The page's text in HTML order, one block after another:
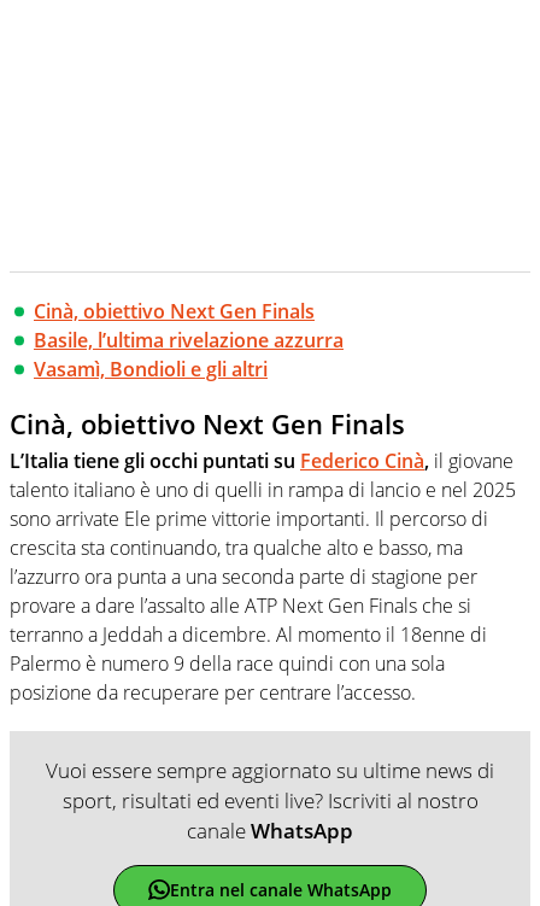
Cinà, obiettivo Next Gen Finals
Basile, l’ultima rivelazione azzurra
Vasamì, Bondioli e gli altri
Cinà, obiettivo Next Gen Finals
L’Italia tiene gli occhi puntati su Federico Cinà, il giovane
talento italiano è uno di quelli in rampa di lancio e nel 2025
sono arrivate Ele prime vittorie importanti. Il percorso di
crescita sta continuando, tra qualche alto e basso, ma
l’azzurro ora punta a una seconda parte di stagione per
provare a dare l’assalto alle ATP Next Gen Finals che si
terranno a Jeddah a dicembre. Al momento il 18enne di
Palermo è numero 9 della race quindi con una sola
posizione da recuperare per centrare l’accesso.
Vuoi essere sempre aggiornato su ultime news di
sport, risultati ed eventi live? Iscriviti al nostro
canaleWhatsApp
Entra nel canale WhatsApp